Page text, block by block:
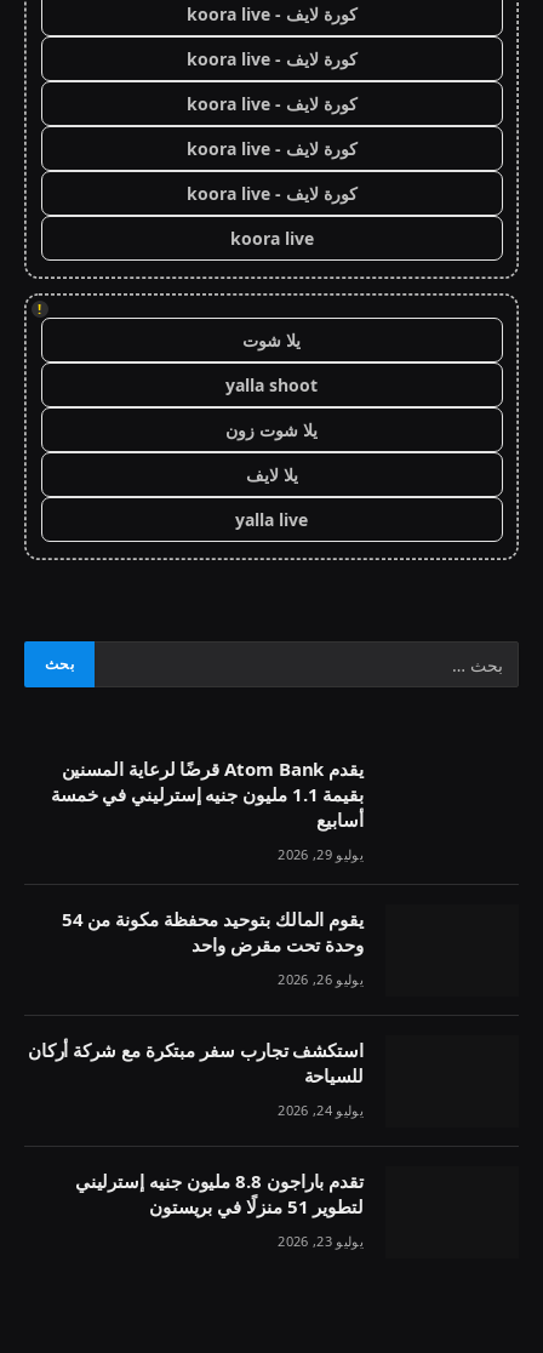
كورة لايف - koora live
كورة لايف - koora live
كورة لايف - koora live
كورة لايف - koora live
كورة لايف - koora live
koora live
!
يلا شوت
yalla shoot
يلا شوت زون
يلا لايف
yalla live
يقدم Atom Bank قرضًا لرعاية المسنين
بقيمة 1.1 مليون جنيه إسترليني في خمسة
أسابيع
يوليو 29, 2026
يقوم المالك بتوحيد محفظة مكونة من 54
وحدة تحت مقرض واحد
يوليو 26, 2026
استكشف تجارب سفر مبتكرة مع شركة أركان
للسياحة
يوليو 24, 2026
تقدم باراجون 8.8 مليون جنيه إسترليني
لتطوير 51 منزلًا في بريستون
يوليو 23, 2026